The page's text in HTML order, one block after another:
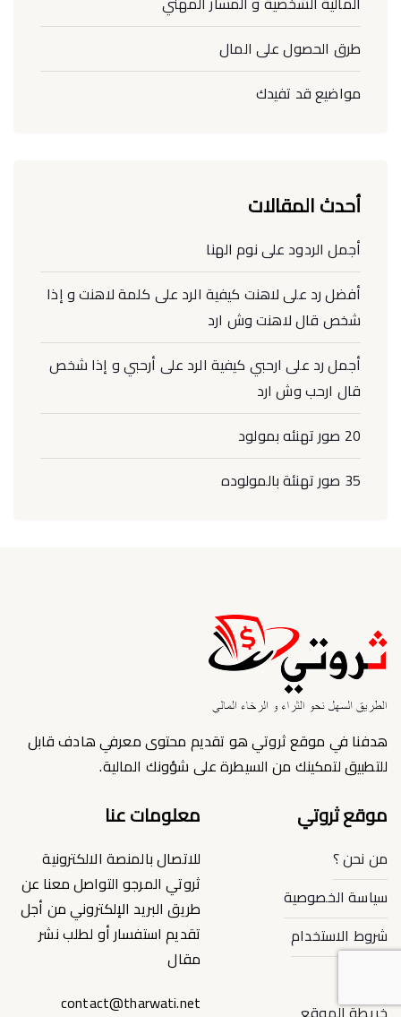
طرق الحصول على المال
مواضيع قد تفيدك
أحدث المقالات
أجمل الردود على نوم الهنا
أفضل رد على لاهنت كيفية الرد على كلمة لاهنت و إذا
شخص قال لاهنت وش ارد
أجمل رد على ارحبي كيفية الرد على أرحبي و إذا شخص
قال ارحب وش ارد
20 صور تهنئه بمولود
35 صور تهنئة بالمولوده
هدفنا في موقع ثروتي هو تقديم محتوى معرفي هادف قابل
للتطبيق لتمكينك من السيطرة على شؤونك المالية.
موقع ثروتي
من نحن ؟
سياسة الخصوصية
شروط الاستخدام
معلومات عنا
للاتصال بالمنصة الالكترونية
ثروتي المرجو التواصل معنا عن
طريق البريد الإلكتروني من أجل
تقديم استفسار أو لطلب نشر
مقال
contact@tharwati.net